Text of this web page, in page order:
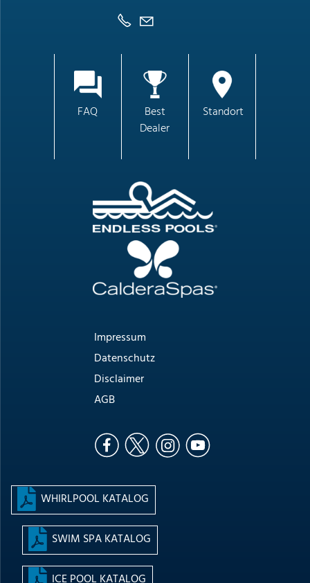
FAQ
Best
Dealer
Standort
Impressum
Datenschutz
Disclaimer
AGB
WHIRLPOOL KATALOG
SWIM SPA KATALOG